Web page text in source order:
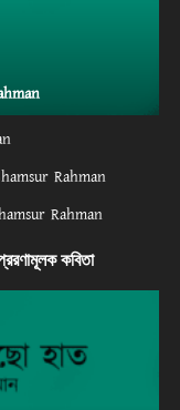
Rahman
Rahman
কবিতা